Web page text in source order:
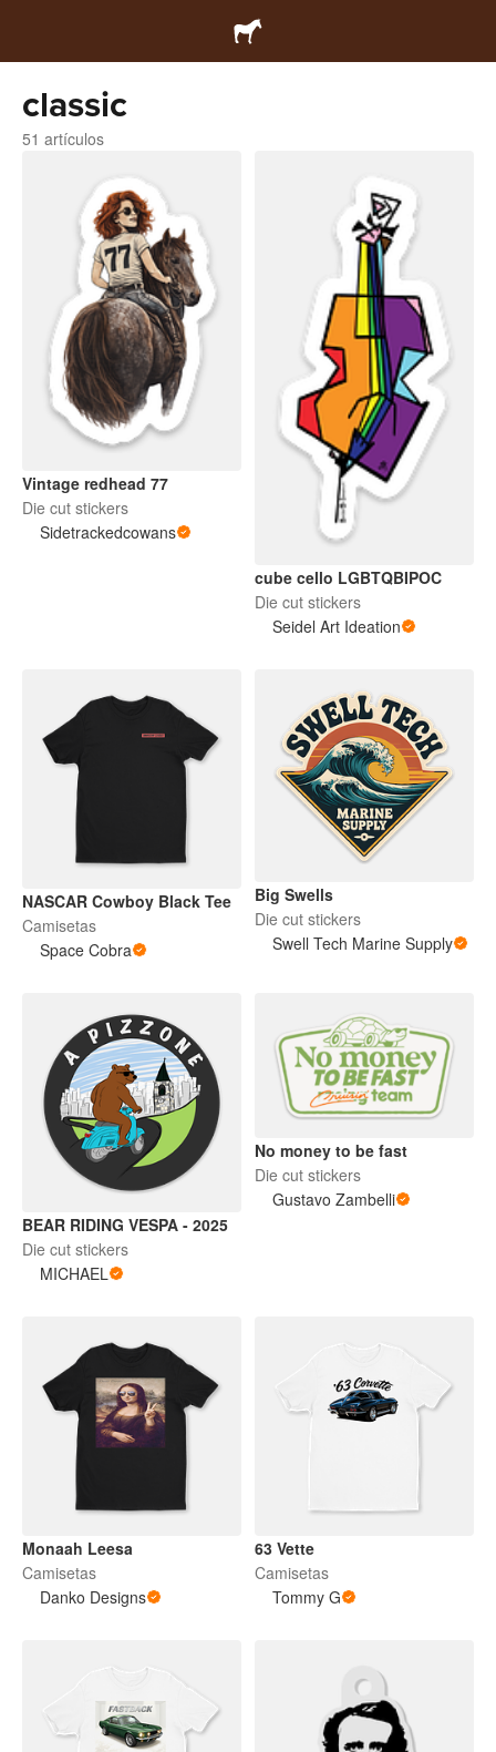
classic
51 artículos
Vintage redhead 77
Die cut stickers
Sidetrackedcowans
cube cello LGBTQBIPOC
Die cut stickers
Seidel Art Ideation
NASCAR Cowboy Black Tee
Camisetas
Space Cobra
Big Swells
Die cut stickers
Swell Tech Marine Supply
BEAR RIDING VESPA - 2025
Die cut stickers
MICHAEL
No money to be fast
Die cut stickers
Gustavo Zambelli
Monaah Leesa
Camisetas
Danko Designs
63 Vette
Camisetas
Tommy G